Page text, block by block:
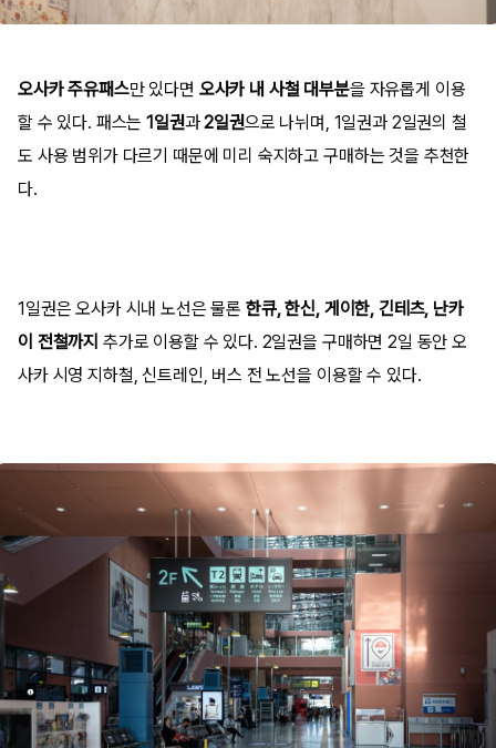
오사카 주유패스만 있다면 오사카 내 사철 대부분을 자유롭게 이용
할 수 있다. 패스는 1일권과2일권으로 나뉘며, 1일권과 2일권의 철
도 사용 범위가 다르기 때문에 미리 숙지하고 구매하는 것을 추천한
다.
1일권은 오사카 시내 노선은 물론 한큐, 한신, 게이한, 긴테츠, 난카
이 전철까지 추가로 이용할 수 있다. 2일권을 구매하면 2일 동안 오
사카 시영 지하철, 신트레인, 버스 전 노선을 이용할 수 있다.